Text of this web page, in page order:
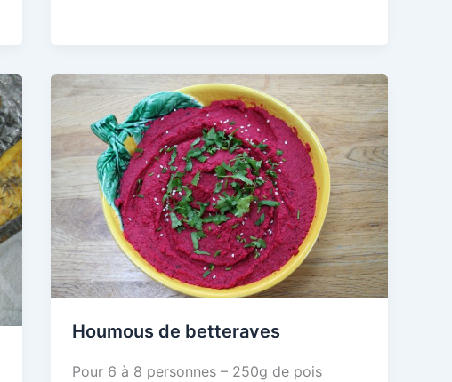
Houmous de betteraves
Pour 6 à 8 personnes – 250g de pois